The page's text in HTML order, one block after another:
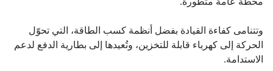
وتتنامى كفاءة القيادة بفضل أنظمة كسب الطاقة، التي تحوّل
الحركة إلى كهرباء قابلة للتخزين، وتُعيدها إلى بطارية الدفع لدعم
الاستدامة.